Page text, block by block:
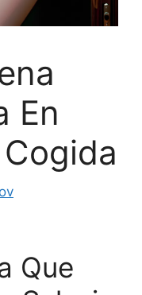
En
Que